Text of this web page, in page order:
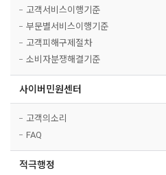
고객서비스이행기준
부문별서비스이행기준
고객피해구제절차
소비자분쟁해결기준
사이버민원센터
고객의소리
FAQ
적극행정